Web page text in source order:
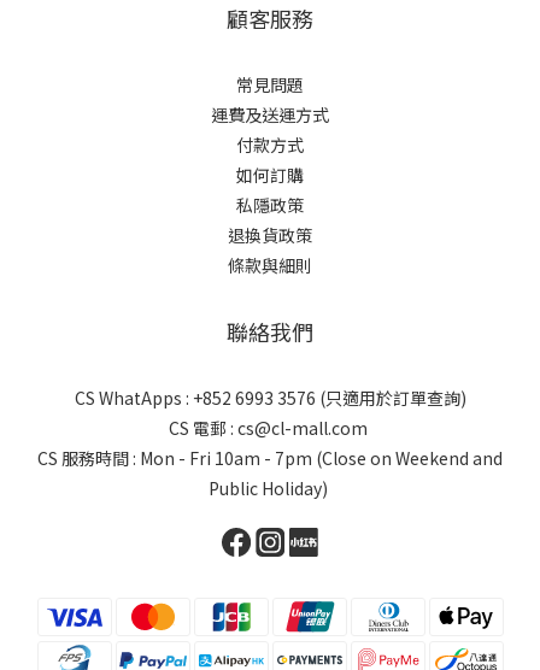
顧客服務
常見問題
運費及送運方式
付款方式
如何訂購
私隱政策
退換貨政策
條款與細則
聯絡我們
CS WhatApps : +852 6993 3576 (只適用於訂單查詢)
CS 電郵 : cs@cl-mall.com
CS 服務時間 : Mon - Fri 10am - 7pm (Close on Weekend and
Public Holiday)